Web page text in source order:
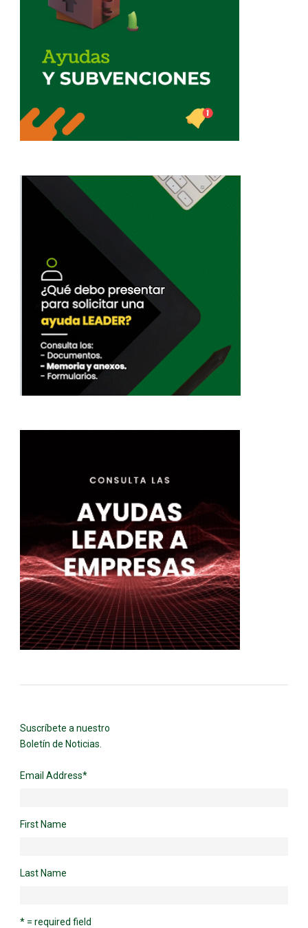
Suscríbete a nuestro
Boletín de Noticias.
Email Address*
First Name
Last Name
* = required field